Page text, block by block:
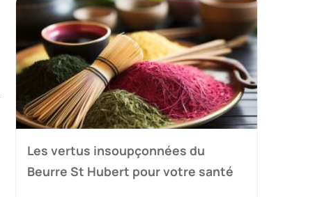
Les vertus insoupçonnées du
Beurre St Hubert pour votre santé